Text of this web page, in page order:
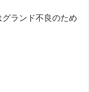
ランド不良のため